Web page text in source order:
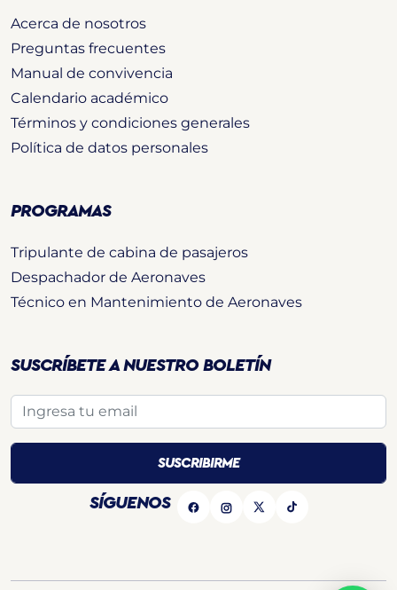
Acerca de nosotros
Preguntas frecuentes
Manual de convivencia
Calendario académico
Términos y condiciones generales
Política de datos personales
PROGRAMAS
Tripulante de cabina de pasajeros
Despachador de Aeronaves
Técnico en Mantenimiento de Aeronaves
SUSCRÍBETE A NUESTRO BOLETÍN
SÍGUENOS